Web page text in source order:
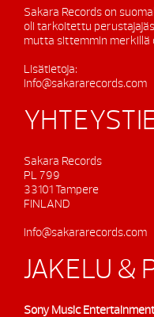
Sakara Records on
oli tarkoitettu
mutta sittemmin merkillä
Lisätietoja:
info@sakararecords.com
Sakara Records
PL 799
33101 Tampere
FINLAND
info@sakararecords.com
JAKELU &
Sony Music